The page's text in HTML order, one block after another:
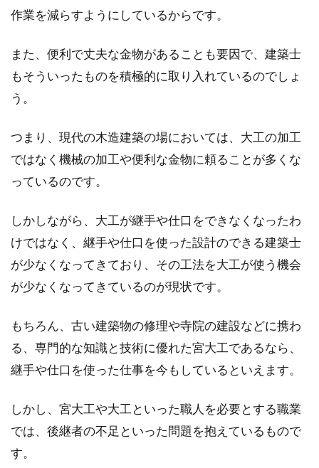
作業を減らすようにしているからです。
また、便利で丈夫な金物があることも要因で、建築士
もそういったものを積極的に取り入れているのでしょ
う。
つまり、現代の木造建築の場においては、大工の加工
ではなく機械の加工や便利な金物に頼ることが多くな
っているのです。
しかしながら、大工が継手や仕口をできなくなったわ
けではなく、継手や仕口を使った設計のできる建築士
が少なくなってきており、その工法を大工が使う機会
が少なくなってきているのが現状です。
もちろん、古い建築物の修理や寺院の建設などに携わ
る、専門的な知識と技術に優れた宮大工であるなら、
継手や仕口を使った仕事を今もしているといえます。
しかし、宮大工や大工といった職人を必要とする職業
では、後継者の不足といった問題を抱えているもので
す。